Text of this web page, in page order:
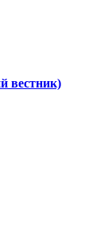
вестник)